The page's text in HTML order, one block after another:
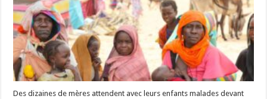
Des dizaines de mères attendent avec leurs enfants malades devant